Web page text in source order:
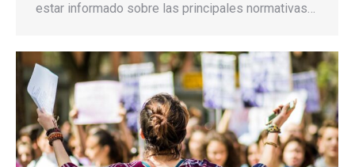
estar informado sobre las principales normativas…